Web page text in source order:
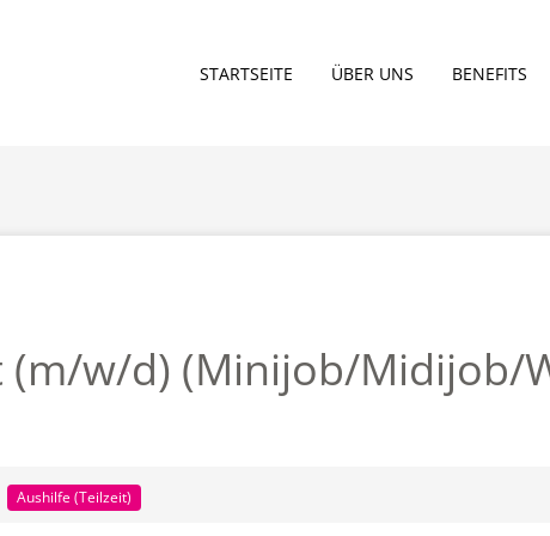
STARTSEITE ÜBER UNS BENEFITS
(m/w/d) (Minijob/Midijob/
Aushilfe (Teilzeit)